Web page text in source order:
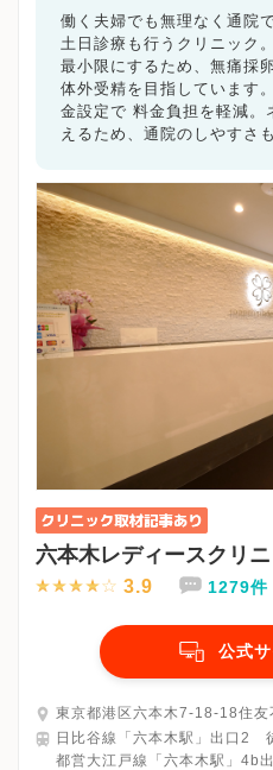
川崎市中原区
川崎市高津区
川崎市宮前区
川崎市麻生区
相模原市中央区
相模原市南
鎌倉市
藤沢市 小田原市
秦野市
厚木市 大和市 伊
南足柄市
綾瀬市 神奈川県
キーワードで絞る
不妊カウンセリング ブライ
タイミング療法
人工授精
先進医療
男性不妊/無精子症
プラセンタ
不育症 子宮
女医在籍
働く夫婦でも無理なく通院
土日診療も行うクリニック
最小限にするため、無痛採
体外受精を目指しています
金設定で 料金負担を軽減。
えるため、通院のしやすさ
六本木レディースクリ
3.9 1279件
公式
東京都港区六本木7-18-18住友
日比谷線「六本木駅」出口2
都営大江戸線「六本木駅」4b